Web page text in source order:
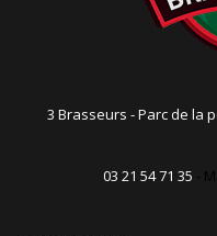
3 Brasseurs - Parc de la
03 21 54 71 35 -